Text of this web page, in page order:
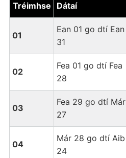
Tréimhse Dátaí
01
Ean 01 go dtí Ean
31
02
Fea 01 go dtí Fea
28
03
Fea 29 go dtí Már
27
04
Már 28 go dtí Aib
24